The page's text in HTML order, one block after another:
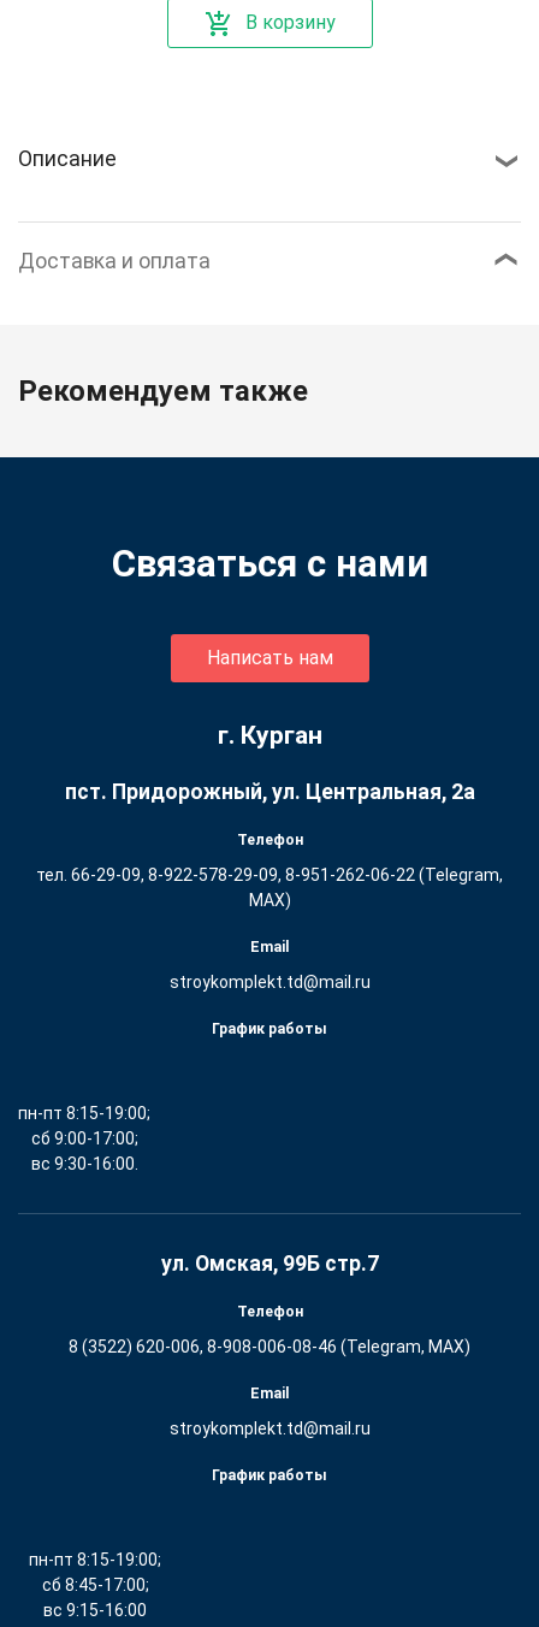
В корзину
Описание
Доставка и оплата
Рекомендуем также
Связаться с нами
Написать нам
г. Курган
пст. Придорожный, ул. ​Центральная, 2а
Телефон
тел. 66-29-09, 8-922-578-29-09, 8-951-262-06-22 (Telegram,
MAX)
Email
stroykomplekt.td@mail.ru
График работы
пн-пт 8:15-19:00;
сб 9:00-17:00;
вс 9:30-16:00.
ул. Омская, 99Б стр.7
Телефон
8 (3522) 620-006, 8-908-006-08-46 (Telegram, MAX)
Email
stroykomplekt.td@mail.ru
График работы
пн-пт 8:15-19:00;
сб 8:45-17:00;
вс 9:15-16:00